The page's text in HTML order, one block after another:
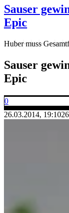
Sauser
Epic
Huber muss
Sauser
Epic
0
26.03.2014, 19:10